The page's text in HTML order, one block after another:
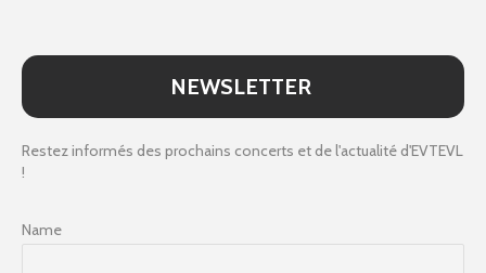
NEWSLETTER
Restez informés des prochains concerts et de l'actualité d'EVTEVL
!
Name